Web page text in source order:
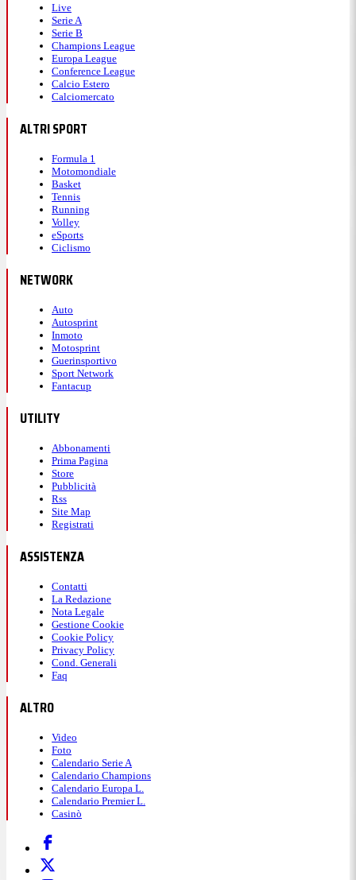
Live
Serie A
Serie B
Champions League
Europa League
Conference League
Calcio Estero
Calciomercato
ALTRI SPORT
Formula 1
Motomondiale
Basket
Tennis
Running
Volley
eSports
Ciclismo
NETWORK
Auto
Autosprint
Inmoto
Motosprint
Guerinsportivo
Sport Network
Fantacup
UTILITY
Abbonamenti
Prima Pagina
Store
Pubblicità
Rss
Site Map
Registrati
ASSISTENZA
Contatti
La Redazione
Nota Legale
Gestione Cookie
Cookie Policy
Privacy Policy
Cond. Generali
Faq
ALTRO
Video
Foto
Calendario Serie A
Calendario Champions
Calendario Europa L.
Calendario Premier L.
Casinò